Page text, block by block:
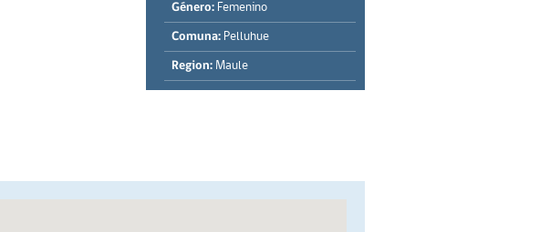
Género: Femenino
Comuna: Pelluhue
Region: Maule